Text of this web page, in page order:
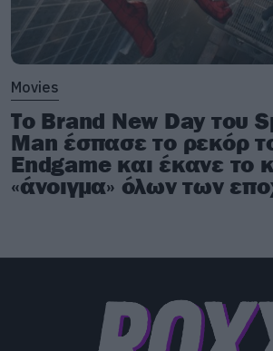
Movies
Το Brand New Day του
Man έσπασε το ρεκόρ
Endgame και έκανε το
«άνοιγμα» όλων των